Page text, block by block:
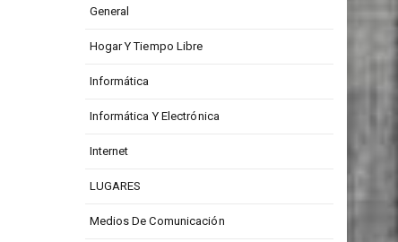
General
Hogar Y Tiempo Libre
Informática
Informática Y Electrónica
Internet
LUGARES
Medios De Comunicación